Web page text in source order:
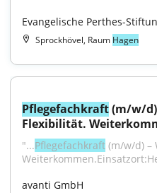
Evangelische Perthes-
Sprockhövel, Raum Hagen
Pflegefachkraft (m/w/
Flexibilität.
"...Pflegefachkraft (m/w/d) –
avanti GmbH